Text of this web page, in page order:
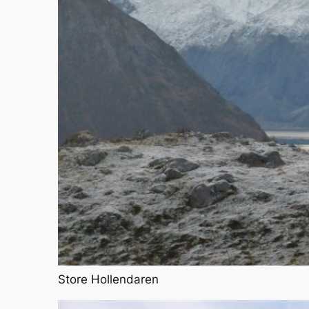
Store Hollendaren